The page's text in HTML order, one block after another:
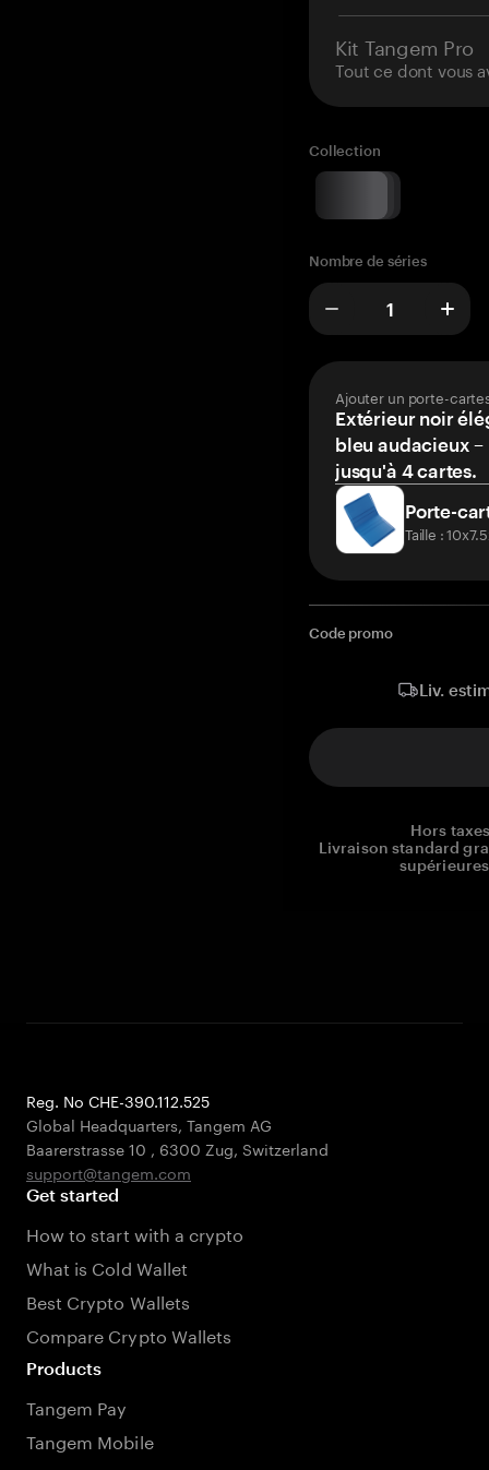
Kit Tangem Pro
Tout ce dont vous
Collection
Nombre de séries
Ajouter un porte-
Extérieur noir
bleu audacieux
jusqu'à 4 cartes.
Porte-
Taille :
Code promo
Liv.
Hors
Livraison standard
Reg. No CHE-390.112.525
Global Headquarters, Tangem AG
Baarerstrasse 10 , 6300 Zug, Switzerland
support@tangem.com
Get started
How to start with a crypto
What is Cold Wallet
Best Crypto Wallets
Compare Crypto Wallets
Products
Tangem Pay
Tangem Mobile